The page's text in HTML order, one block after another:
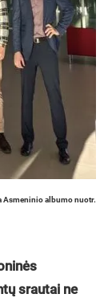
Asmeninio albumo nuotr.
srautai ne